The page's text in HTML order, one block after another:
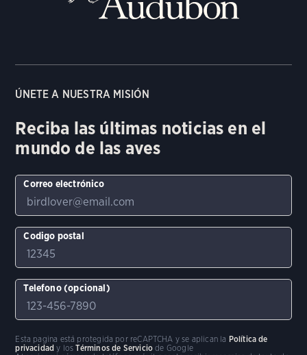
ÚNETE A NUESTRA MISIÓN
Reciba las últimas noticias en el
mundo de las aves
Correo electrónico
Codigo postal
Telefono (opcional)
Esta pagina está protegida por reCAPTCHA y se aplican la Política de
privacidad y losTérminos de Servicio de Google